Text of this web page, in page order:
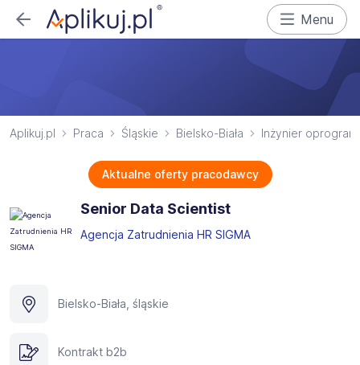
Menu
Aplikuj.pl Praca Śląskie Bielsko-Biała Inżynier
Aktualne oferty pracodawcy
Senior Data Scientist
Agencja Zatrudnienia HR SIGMA
Bielsko-Biała, śląskie
Kontrakt b2b